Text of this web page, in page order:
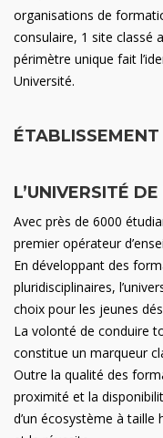
organisations de
consulaire, 1 site classé
périmètre unique fait
Université.
L’UNIVERSITÉ
Avec près de 6000
premier opérateur
En développant des
pluridisciplinaires,
choix pour les jeunes
La volonté de conduire
constitue un marqueur
Outre la qualité des
proximité et la
d’un écosystème à taille